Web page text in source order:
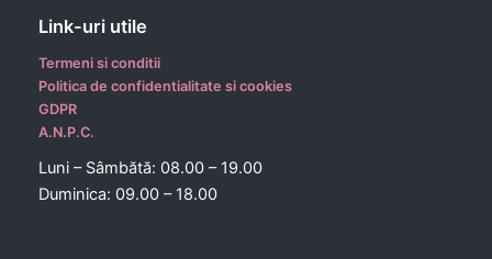
Link-uri utile
Termeni si conditii
Politica de confidentialitate si cookies
GDPR
A.N.P.C.
Luni – Sâmbătă: 08.00 – 19.00
Duminica: 09.00 – 18.00